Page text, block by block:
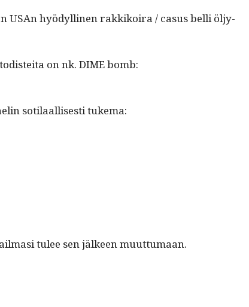
USAn hyödylli­nen rakkikoira / casus bel­li öljy-
on nk. DIME bomb:
soti­laal­lis­es­ti tukema:
tulee sen jäl­keen muuttumaan.